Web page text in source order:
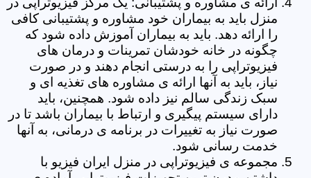
منزل باید به بیماران خود مشاوره و پشتیبانی کافی
را ارائه دهد. باید به بیماران آموزش داده شود که
چگونه در خانه خودشان تمرینات و درمان های
فیزیوتراپی را به درستی انجام دهند و در صورت
نیاز، باید به آنها ارائه ی مشاوره های تغذیه ای و
سبک زندگی سالم نیز داده شود. همچنین، باید
دارای سیستم پیگیری و ارتباط با بیماران باشد تا در
صورت نیاز به تغییرات در برنامه ی درمانی، به آنها
خدمت رسانی شود.
مجموعه ی فیزیوتراپی در منزل ایران فیزیو با